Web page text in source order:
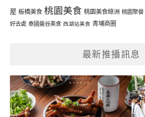
屋 板橋美食 桃園美食 桃園美食綠洲 桃園聚餐
好去處 泰國曼谷美食 西湖站美食 青埔商圈
最新推播訊息